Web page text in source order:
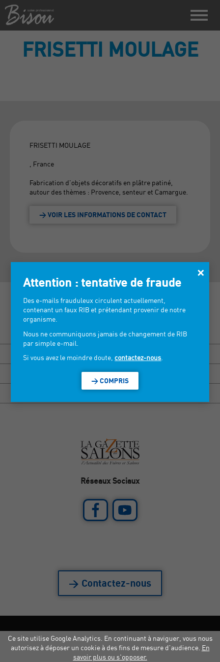
Ce site utilise Google Analytics. En continuant à naviguer, vous nous
autorisez à déposer un cookie à des fins de mesure d'audience. En
savoir plus ou s'opposer.
FRISETTI MOULAGE
FRISETTI MOULAGE
, France
Fabrication d'objets décoratifs en plâtre patiné,
autour des thèmes : Provence, senteur et Camargue.
> VOIR LES INFORMATIONS DE CONTACT
Découvrez nos salons >
BISOU MARSEILLE
HEXAGONE RENNES
HEXAGONE GRENOBLE
Réseaux Sociaux
> Contactez-nous
Mentions légales|Crédits|Copyright
×
Attention : tentative de fraude
Des e-mails frauduleux circulent actuellement,
contenant un faux RIB et prétendant provenir de notre
organisme.
Nous ne communiquons jamais de changement de RIB
par simple e-mail.
Si vous avez le moindre doute, contactez-nous
> COMPRIS